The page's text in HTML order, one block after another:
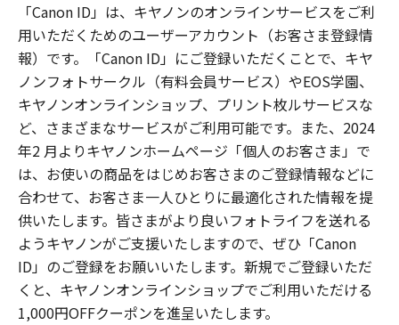
「Canon ID」は、キヤノンのオンラインサービスをご利
用いただくためのユーザーアカウント（お客さま登録情
報）です。「Canon ID」にご登録いただくことで、キヤ
ノンフォトサークル（有料会員サービス）やEOS学園、
キヤノンオンラインショップ、プリント枚ルサービスな
ど、さまざまなサービスがご利用可能です。また、2024
年2 月よりキヤノンホームページ「個人のお客さま」で
は、お使いの商品をはじめお客さまのご登録情報などに
合わせて、お客さま一人ひとりに最適化された情報を提
供いたします。皆さまがより良いフォトライフを送れる
ようキヤノンがご支援いたしますので、ぜひ「Canon
ID」のご登録をお願いいたします。新規でご登録いただ
くと、キヤノンオンラインショップでご利用いただける
1,000円OFFクーポンを進呈いたします。